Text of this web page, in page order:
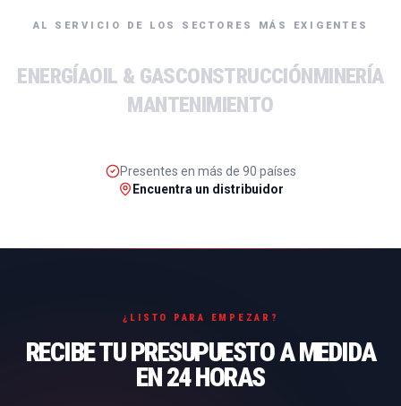
AL SERVICIO DE LOS SECTORES MÁS EXIGENTES
ENERGÍAOIL & GASCONSTRUCCIÓNMINERÍA
MANTENIMIENTO
Presentes en más de 90 países
Encuentra un distribuidor
¿LISTO PARA EMPEZAR?
RECIBE TU PRESUPUESTO A MEDIDA
EN 24 HORAS